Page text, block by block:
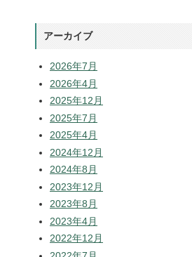
アーカイブ
2026年7月
2026年4月
2025年12月
2025年7月
2025年4月
2024年12月
2024年8月
2023年12月
2023年8月
2023年4月
2022年12月